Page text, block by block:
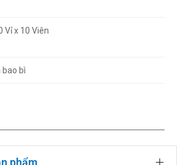
Vỉ x 10 Viên
bao bì
phẩm